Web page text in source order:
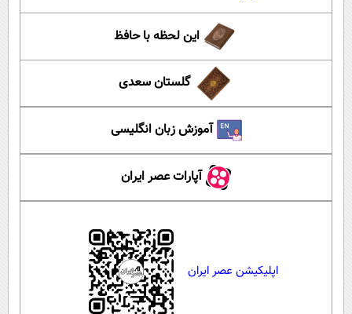
این لحظه با حافظ
گلستان سعدی
آموزش زبان انگلیسی
آپارات عصر ایران
اپلیکیشن عصر ایران